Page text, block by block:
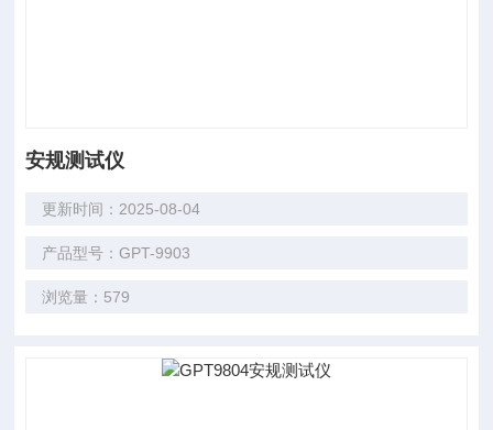
安规测试仪
更新时间：2025-08-04
产品型号：GPT-9903
浏览量：579